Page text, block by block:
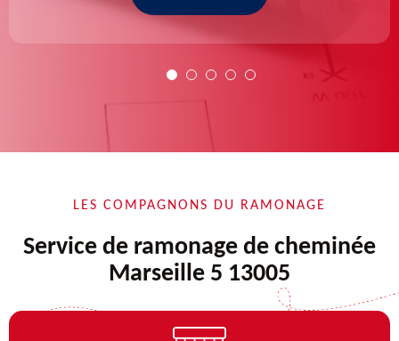
LES COMPAGNONS DU RAMONAGE
Service de ramonage de cheminée
Marseille 5 13005